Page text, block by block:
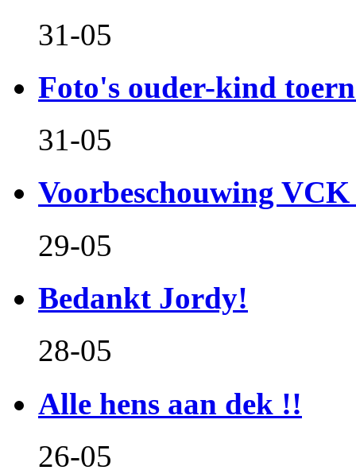
31-05
Foto's ouder-kind
31-05
Voorbeschouwing VCK
29-05
Bedankt Jordy!
28-05
Alle hens aan dek !!
26-05